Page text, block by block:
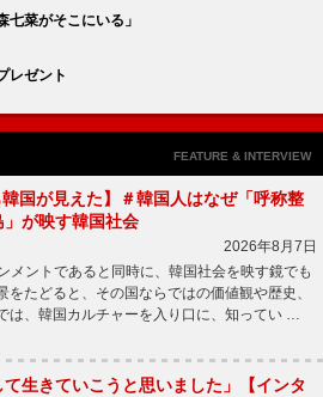
菜がそこにいる」
レゼント
FEATURE & INTERVIEW
国が見えた】＃韓国人はなぜ「呼称整
が映す韓国社会
2026年8月7日
ントであると同時に、韓国社会を映す鏡でも
たどると、その国ならではの価値観や歴史、
は、韓国カルチャーを入り口に、知ってい …
生きていこうと思いました」【インタ